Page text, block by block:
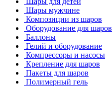
Шары мужчине
Композиции из шаров
Оборудование для шаров
Баллоны
Гелий и оборудование
Компрессоры и насосы
Крепление для шаров
Пакеты для шаров
Полимерный гель